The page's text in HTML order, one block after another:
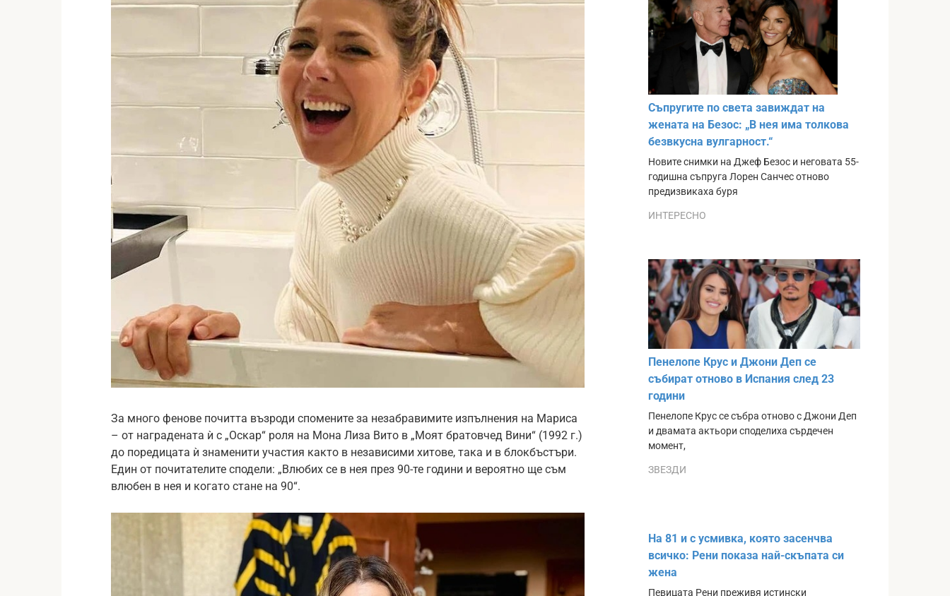
За много фенове почитта възроди спомените за незабравимите изпълнения на Мариса
– от наградената ѝ с „Оскар“ роля на Мона Лиза Вито в „Моят братовчед Вини“ (1992 г.)
до поредицата ѝ знаменити участия както в независими хитове, така и в блокбъстъри.
Един от почитателите сподели: „Влюбих се в нея през 90-те години и вероятно ще съм
влюбен в нея и когато стане на 90“.
Съпругите по света завиждат на
жената на Безос: „В нея има толкова
безвкусна вулгарност.“
Новите снимки на Джеф Безос и неговата 55-
годишна съпруга Лорен Санчес отново
предизвикаха буря
ИНТЕРЕСНО
Пенелопе Крус и Джони Деп се
събират отново в Испания след 23
години
Пенелопе Крус се събра отново с Джони Деп
и двамата актьори споделиха сърдечен
момент,
ЗВЕЗДИ
На 81 и с усмивка, която засенчва
всичко: Рени показа най-скъпата си
жена
Певицата Рени преживя истински